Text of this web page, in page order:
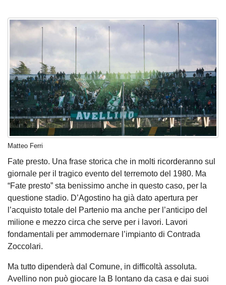
Matteo Ferri
Fate presto. Una frase storica che in molti ricorderanno sul
giornale per il tragico evento del terremoto del 1980. Ma
“Fate presto” sta benissimo anche in questo caso, per la
questione stadio. D’Agostino ha già dato apertura per
l’acquisto totale del Partenio ma anche per l’anticipo del
milione e mezzo circa che serve per i lavori. Lavori
fondamentali per ammodernare l’impianto di Contrada
Zoccolari.
Ma tutto dipenderà dal Comune, in difficoltà assoluta.
Avellino non può giocare la B lontano da casa e dai suoi